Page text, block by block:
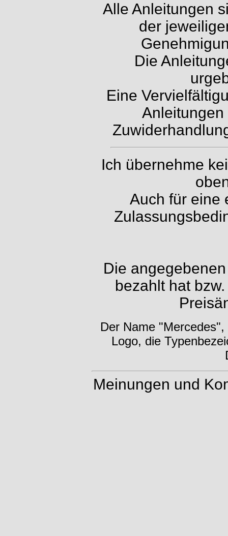
Alle Anleitungen
der
Die
Eine
Anleitungen
Ich übernehme
Auch für eine
Die
bezahlt hat
Der Name
Logo, die
Meinungen und